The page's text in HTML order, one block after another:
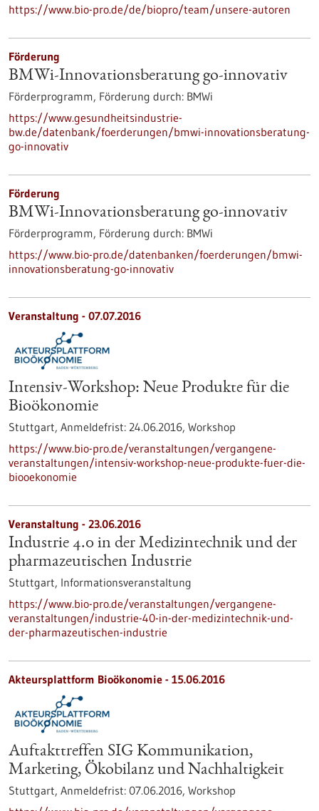
https://www.bio-pro.de/de/biopro/team/unsere-autoren
Förderung
BMWi-Innovationsberatung go-innovativ
Förderprogramm, Förderung durch: BMWi
https://www.gesundheitsindustrie-
bw.de/datenbank/foerderungen/bmwi-innovationsberatung-
go-innovativ
Förderung
BMWi-Innovationsberatung go-innovativ
Förderprogramm, Förderung durch: BMWi
https://www.bio-pro.de/datenbanken/foerderungen/bmwi-
innovationsberatung-go-innovativ
Veranstaltung - 07.07.2016
Intensiv-Workshop: Neue Produkte für die
Bioökonomie
Stuttgart, Anmeldefrist: 24.06.2016, Workshop
https://www.bio-pro.de/veranstaltungen/vergangene-
veranstaltungen/intensiv-workshop-neue-produkte-fuer-die-
biooekonomie
Veranstaltung - 23.06.2016
Industrie 4.0 in der Medizintechnik und der
pharmazeutischen Industrie
Stuttgart, Informationsveranstaltung
https://www.bio-pro.de/veranstaltungen/vergangene-
veranstaltungen/industrie-40-in-der-medizintechnik-und-
der-pharmazeutischen-industrie
Akteursplattform Bioökonomie - 15.06.2016
Auftakttreffen SIG Kommunikation,
Marketing, Ökobilanz und Nachhaltigkeit
Stuttgart, Anmeldefrist: 07.06.2016, Workshop